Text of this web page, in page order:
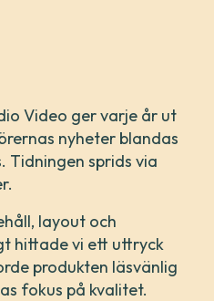
Video ger varje år ut
nyheter blandas
Tidningen sprids via
layout och
hittade vi ett uttryck
produkten läsvänlig
fokus på kvalitet.